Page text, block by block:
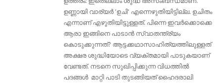
ഉണ്ണായി വാര്യര്‍ 'ഉചി' എന്നെഴുതിയിട്ടില്ല. ഉചിതം
എന്നാണ് എഴുതിയിട്ടുള്ളത്. പിന്നെ ഇവര്‍ക്കൊക്കെ
ആരാ ഇങ്ങിനെ പാടാന്‍ സ്വാതന്ത്ര്യം
കൊടുക്കുന്നത്? ആട്ടക്കഥാസാഹിത്യത്തിലുള്ളത്‌
അക്ഷര ശുദ്ധിയോടെ വ്യക്തമായി പാടുകയാണ്
വേണ്ടത്. നടനെ സുഖിപ്പിക്കുന്ന വിധത്തില്‍
പദങ്ങള്‍ മാറ്റി പാടി തുടങ്ങിയത് ഹൈദരാലി